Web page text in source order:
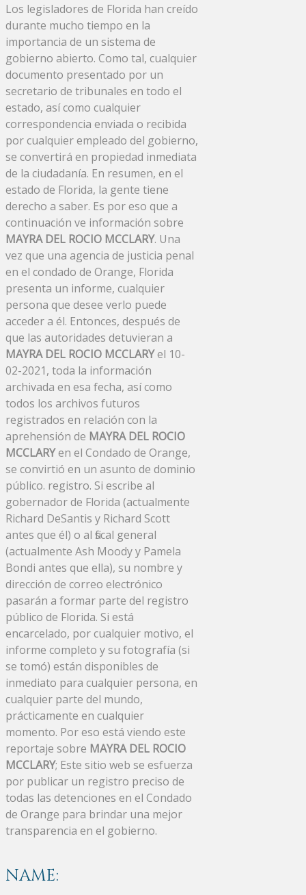
Los legisladores de Florida han creído
durante mucho tiempo en la
importancia de un sistema de
gobierno abierto. Como tal, cualquier
documento presentado por un
secretario de tribunales en todo el
estado, así como cualquier
correspondencia enviada o recibida
por cualquier empleado del gobierno,
se convertirá en propiedad inmediata
de la ciudadanía. En resumen, en el
estado de Florida, la gente tiene
derecho a saber. Es por eso que a
continuación ve información sobre
MAYRA DEL ROCIO MCCLARY. Una
vez que una agencia de justicia penal
en el condado de Orange, Florida
presenta un informe, cualquier
persona que desee verlo puede
acceder a él. Entonces, después de
que las autoridades detuvieran a
MAYRA DEL ROCIO MCCLARYel 10-
02-2021, toda la información
archivada en esa fecha, así como
todos los archivos futuros
registrados en relación con la
aprehensión de MAYRA DEL ROCIO
MCCLARYen el Condado de Orange,
se convirtió en un asunto de dominio
público. registro. Si escribe al
gobernador de Florida (actualmente
Richard DeSantis y Richard Scott
antes que él) o al fiscal general
(actualmente Ash Moody y Pamela
Bondi antes que ella), su nombre y
dirección de correo electrónico
pasarán a formar parte del registro
público de Florida. Si está
encarcelado, por cualquier motivo, el
informe completo y su fotografía (si
se tomó) están disponibles de
inmediato para cualquier persona, en
cualquier parte del mundo,
prácticamente en cualquier
momento. Por eso está viendo este
reportaje sobre MAYRA DEL ROCIO
MCCLARY; Este sitio web se esfuerza
por publicar un registro preciso de
todas las detenciones en el Condado
de Orange para brindar una mejor
transparencia en el gobierno.
NAME: